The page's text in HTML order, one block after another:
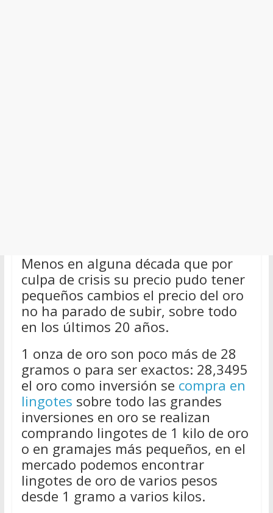
Menos en alguna década que por
culpa de crisis su precio pudo tener
pequeños cambios el precio del oro
no ha parado de subir, sobre todo
en los últimos 20 años.
1 onza de oro son poco más de 28
gramos o para ser exactos: 28,3495
el oro como inversión se compra en
lingotes sobre todo las grandes
inversiones en oro se realizan
comprando lingotes de 1 kilo de oro
o en gramajes más pequeños, en el
mercado podemos encontrar
lingotes de oro de varios pesos
desde 1 gramo a varios kilos.